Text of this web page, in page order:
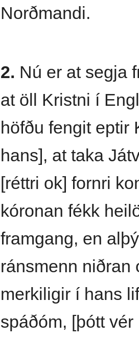
Norðmandi.
2. Nú er at segja
at öll Kristni í
höfðu fengit eptir
hans], at taka
[réttri ok] fornri
kóronan fékk
framgang, en
ránsmenn niðran
merkiligir í hans
spáðóm, [þótt